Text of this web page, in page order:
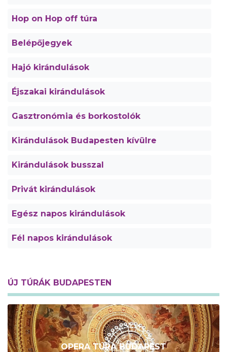
Hop on Hop off túra
Belépőjegyek
Hajó kirándulások
Éjszakai kirándulások
Gasztronómia és borkostolók
Kirándulások Budapesten kívülre
Kirándulások busszal
Privát kirándulások
Egész napos kirándulások
Fél napos kirándulások
ÚJ TÚRÁK BUDAPESTEN
OPERA TÚRA BUDAPEST